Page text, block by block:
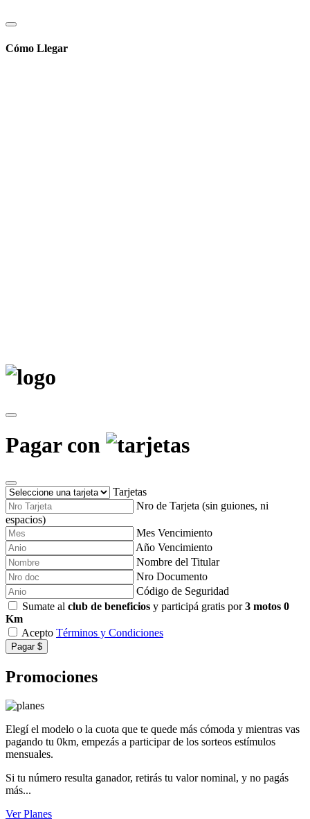
Cómo Llegar
Pagar con
Tarjetas
Nro de Tarjeta (sin guiones, ni
espacios)
Mes Vencimiento
Año Vencimiento
Nombre del Titular
Nro Documento
Código de Seguridad
Sumate al club de beneficios y participá gratis por3 motos 0
Km
Acepto Términos y Condiciones
Pagar $
Promociones
Elegí el modelo o la cuota que te quede más cómoda y mientras vas
pagando tu 0km, empezás a participar de los sorteos estímulos
mensuales.
Si tu número resulta ganador, retirás tu valor nominal, y no pagás
más...
Ver Planes